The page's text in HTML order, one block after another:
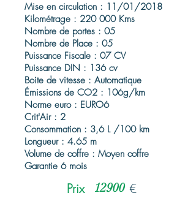
Mise en circulation : 11/01/2018
Kilométrage : 220 000 Kms
Nombre de portes : 05
Nombre de Place : 05
Puissance Fiscale : 07 CV
Puissance DIN : 136 cv
Boite de vitesse : Automatique
Émissions de CO2 : 106g/km
Norme euro : EURO6
Crit'Air : 2
Consommation : 3,6 L /100 km
Longueur : 4.65 m
Volume de coffre : Moyen coffre
Garantie 6 mois
Prix
12900 €